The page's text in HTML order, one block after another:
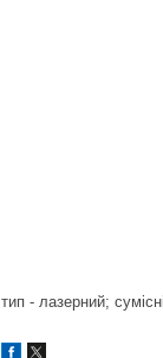
тип - лазерний;